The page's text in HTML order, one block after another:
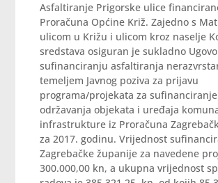
Asfaltiranje Prigorske ulice
Proračuna Općine Križ. Zajedno s
ulicom u Križu i ulicom kroz naselje
sredstava osiguran je sukladno
sufinanciranju asfaltiranja
temeljem Javnog poziva za prijavu
programa/projekata za
održavanja objekata i uređaja
infrastrukture iz Proračuna
za 2017. godinu. Vrijednost
Zagrebačke županije za navedene
300.000,00 kn, a ukupna vrijednost